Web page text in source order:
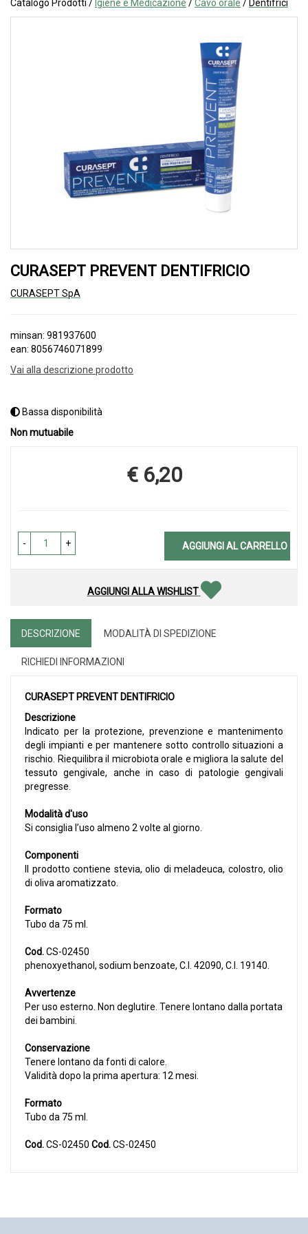
Catalogo Prodotti / Igiene e Medicazione /Cavo orale / Dentifrici
CURASEPT PREVENT DENTIFRICIO
CURASEPT SpA
minsan: 981937600
ean: 8056746071899
Vai alla descrizione prodotto
Bassa disponibilità
Non mutuabile
Prezzo
€ 6,20
- + AGGIUNGI AL CARRELLO
AGGIUNGI ALLA WISHLIST
DESCRIZIONE MODALITÀ DI SPEDIZIONE
RICHIEDI INFORMAZIONI
CURASEPT PREVENT DENTIFRICIO
Descrizione
Indicato per la protezione, prevenzione e mantenimento
degli impianti e per mantenere sotto controllo situazioni a
rischio. Riequilibra il microbiota orale e migliora la salute del
tessuto gengivale, anche in caso di patologie gengivali
pregresse.
Modalità d'uso
Si consiglia l’uso almeno 2 volte al giorno.
Componenti
Il prodotto contiene stevia, olio di meladeuca, colostro, olio
di oliva aromatizzato.
Formato
Tubo da 75 ml.
Cod.CS-02450
phenoxyethanol, sodium benzoate, C.I. 42090, C.I. 19140.
Avvertenze
Per uso esterno. Non deglutire. Tenere lontano dalla portata
dei bambini.
Conservazione
Tenere lontano da fonti di calore.
Validità dopo la prima apertura: 12 mesi.
Formato
Tubo da 75 ml.
Cod.CS-02450 Cod.CS-02450